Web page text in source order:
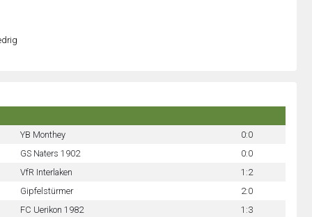
YB Monthey
0:0
GS Naters 1902
0:0
VfR Interlaken
1:2
Gipfelstürmer
2:0
FC Uerikon 1982
1:3